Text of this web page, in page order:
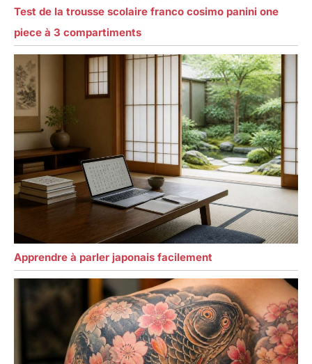
Test de la trousse scolaire franco cosimo panini one
piece à 3 compartiments
Apprendre à parler japonais facilement